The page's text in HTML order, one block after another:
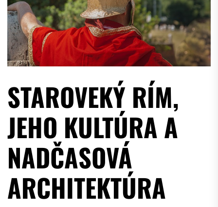
STAROVEKÝ RÍM,
JEHO KULTÚRA A
NADČASOVÁ
ARCHITEKTÚRA